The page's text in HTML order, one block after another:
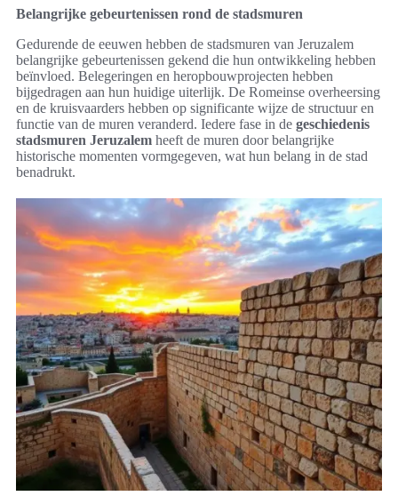
Belangrijke gebeurtenissen rond de stadsmuren
Gedurende de eeuwen hebben de stadsmuren van Jeruzalem
belangrijke gebeurtenissen gekend die hun ontwikkeling hebben
beïnvloed. Belegeringen en heropbouwprojecten hebben
bijgedragen aan hun huidige uiterlijk. De Romeinse overheersing
en de kruisvaarders hebben op significante wijze de structuur en
functie van de muren veranderd. Iedere fase in de geschiedenis
stadsmuren Jeruzalem heeft de muren door belangrijke
historische momenten vormgegeven, wat hun belang in de stad
benadrukt.